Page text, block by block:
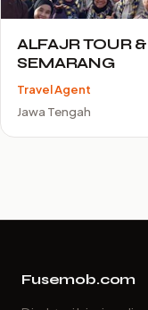
ALFAJR TOUR
SEMARANG
Travel Agent
Jawa Tengah
Fusemob.com